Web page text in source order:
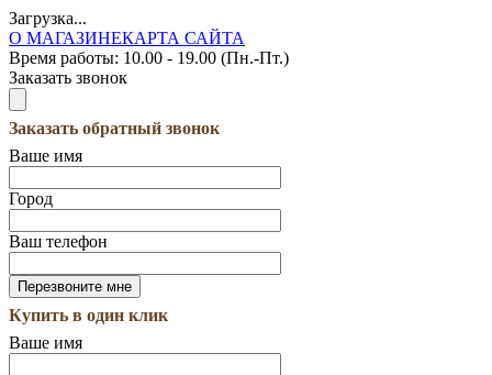
Загрузка...
О МАГАЗИНЕКАРТА САЙТА
Время работы: 10.00 - 19.00 (Пн.-Пт.)
Заказать звонок
Заказать обратный звонок
Ваше имя
Город
Ваш телефон
Купить в один клик
Ваше имя